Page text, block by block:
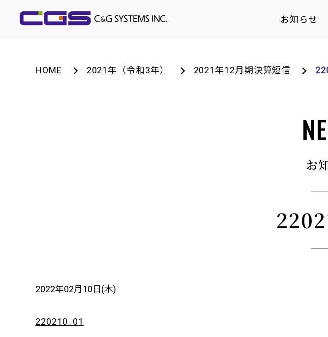
お知らせ
HOME 2021年（令和3年） 2021年12月期決算短信
お
2022年02月10日(木)
220210_01